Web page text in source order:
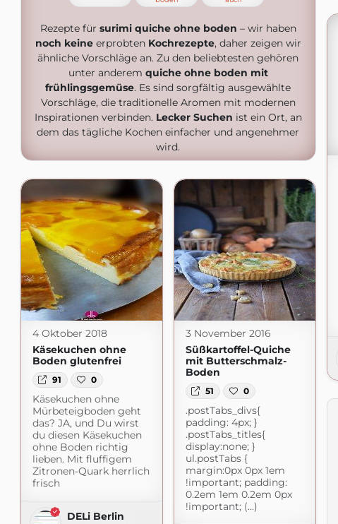
Rezepte für surimi quiche ohne boden – wir haben
noch keineerprobten Kochrezepte, daher zeigen wir
ähnliche Vorschläge an. Zu den beliebtesten gehören
unter anderem quiche ohne boden mit
frühlingsgemüse. Es sind sorgfältig ausgewählte
Vorschläge, die traditionelle Aromen mit modernen
Inspirationen verbinden. Lecker Suchen ist ein Ort, an
dem das tägliche Kochen einfacher und angenehmer
wird.
4 Oktober 2018
Käsekuchen ohne
Boden glutenfrei
91 0
Käsekuchen ohne
Mürbeteigboden geht
das? JA, und Du wirst
du diesen Käsekuchen
ohne Boden richtig
lieben. Mit fluffigem
Zitronen-Quark herrlich
frisch
DELi Berlin
3 November 2016
Süßkartoffel-Quiche
mit Butterschmalz-
Boden
51 0
.postTabs_divs{
padding: 4px; }
.postTabs_titles{
display:none; }
ul.postTabs {
margin:0px 0px 1em
!important; padding:
0.2em 1em 0.2em 0px
!important; (...)